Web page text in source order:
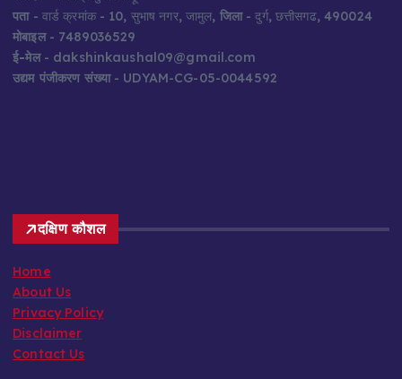
पता- वार्ड क्रमांक - 10, सुभाष नगर, जामुल, जिला- दुर्ग, छत्तीसगढ, 490024
मोबाइल- 7489036529
ई-मेल- dakshinkaushal09@gmail.com
उद्यम पंजीकरण संख्या- UDYAM-CG-05-0044592
दक्षिण कौशल
Home
About Us
Privacy Policy
Disclaimer
Contact Us